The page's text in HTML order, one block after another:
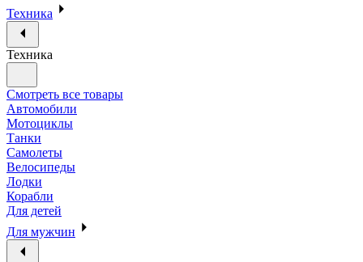
Техника
Техника
Смотреть все товары
Автомобили
Мотоциклы
Танки
Самолеты
Велосипеды
Лодки
Корабли
Для детей
Для мужчин